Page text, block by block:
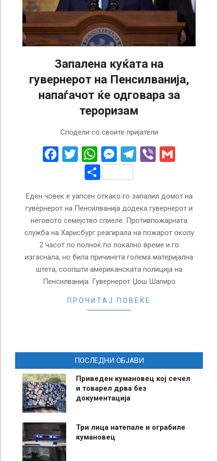
Запалена куќата на
гувернерот на Пенсилванија,
напаѓачот ќе одговара за
тероризам
Сподели со своите пријатели
Facebook
Twitter
WhatsApp
Messenger
Telegram
Viber
Share
Еден човек е уапсен откако го запалил домот на
гувернерот на Пенсилванија додека гувернерот и
неговото семејство спиеле. Противпожарната
служба на Харисбург реагирала на пожарот околу
2 часот по полноќ по локално време и го
изгаснала, но била причинета голема материјална
штета, соопшти американската полиција на
Пенсилванија. Гувернерот Џош Шапиро
ПРОЧИТАЈ ПОВЕЌЕ
ПОСЛЕДНИ ОБЈАВИ
Приведен кумановец кој сечел
и товарел дрва без
документација
Три лица натепале и ограбиле
кумановец